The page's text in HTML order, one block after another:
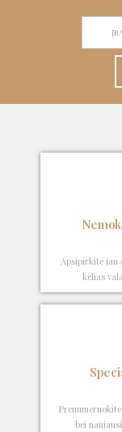
Apsipirkite jau
kelias
bei